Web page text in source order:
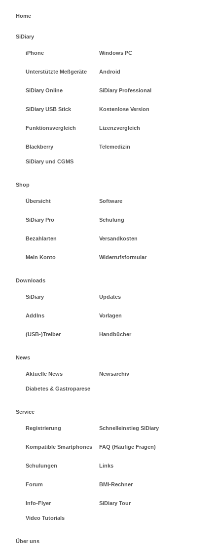
Home
SiDiary
iPhone Windows PC
Unterstützte Meßgeräte Android
SiDiary Online SiDiary Professional
SiDiary USB Stick Kostenlose Version
Funktionsvergleich Lizenzvergleich
Blackberry Telemedizin
SiDiary und CGMS
Shop
Übersicht Software
SiDiary Pro Schulung
Bezahlarten Versandkosten
Mein Konto Widerrufsformular
Downloads
SiDiary Updates
AddIns Vorlagen
(USB-)Treiber Handbücher
News
Aktuelle News Newsarchiv
Diabetes & Gastroparese
Service
Registrierung Schnelleinstieg SiDiary
Kompatible Smartphones FAQ (Häufige Fragen)
Schulungen Links
Forum BMI-Rechner
Info-Flyer SiDiary Tour
Video Tutorials
Über uns